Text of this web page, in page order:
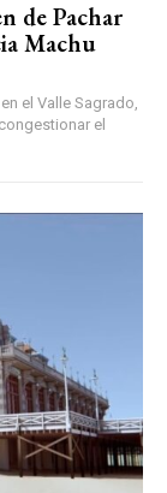
de Pachar
Machu
el Valle Sagrado,
el